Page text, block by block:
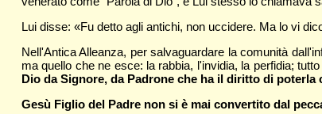
Lui disse: «Fu detto agli antichi, non uccidere. Ma lo vi
Nell'Antica Alleanza, per salvaguardare la comunità
ma quello che ne esce: la rabbia, l'invidia, la perfidia;
Dio da Signore, da Padrone che ha il diritto di poterla
Gesù Figlio del Padre non si è mai convertito dal